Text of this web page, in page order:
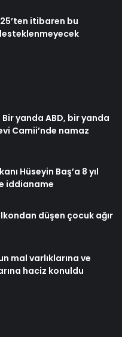
itibaren bu
yanda ABD, bir yanda
Camii’nde namaz
Hüseyin Baş’a 8 yıl
iddianame
düşen çocuk ağır
mal varlıklarına ve
haciz konuldu